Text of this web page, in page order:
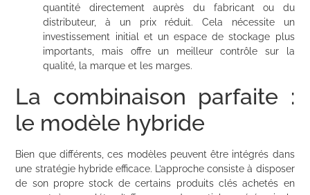
quantité directement auprès du fabricant ou du
distributeur, à un prix réduit. Cela nécessite un
investissement initial et un espace de stockage plus
importants, mais offre un meilleur contrôle sur la
qualité, la marque et les marges.
La combinaison parfaite :
le modèle hybride
Bien que différents, ces modèles peuvent être intégrés dans
une stratégie hybride efficace. L’approche consiste à disposer
de son propre stock de certains produits clés achetés en